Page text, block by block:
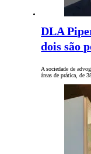
DLA
dois são
A sociedade de
áreas de prática, de